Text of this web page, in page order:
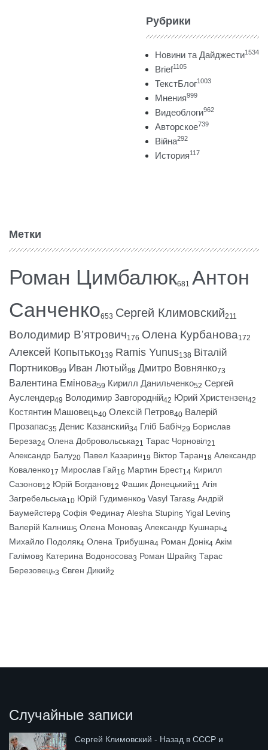
Рубрики
Новини та Дайджести1534
Brief1105
ТекстБлог1003
Мнения999
Видеоблоги962
Авторское739
Війна292
История117
Метки
Роман Цимбалюк681 Антон
Санченко653 Сергей Климовский211
Володимир В’ятрович176 Олена Курбанова172
Алексей Копытько139 Ramis Yunus138 Віталій
Портников99 Иван Лютый98 Дмитро Вовнянко73
Валентина Емінова59 Кирилл Данильченко52 Сергей
Ауслендер49 Володимир Завгородній42 Юрий Христензен42
Костянтин Машовець40 Олексій Петров40 Валерій
Прозапас35 Денис Казанский34 Гліб Бабіч29 Борислав
Береза24 Олена Добровольська21 Тарас Чорновіл21
Александр Балу20 Павел Казарин19 Віктор Таран18 Александр
Коваленко17 Мирослав Гай16 Мартин Брест14 Кирилл
Сазонов12 Юрій Богданов12 Фашик Донецький11 Агія
Загребельська10 Юрій Гудименко9 Vasyl Taras8 Андрій
Баумейстер8 Софія Федина7 Alesha Stupin5 Yigal Levin5
Валерій Калниш5 Олена Монова5 Александр Кушнарь4
Михайло Подоляк4 Олена Трибушна4 Роман Донік4 Акім
Галімов3 Катерина Водоносова3 Роман Шрайк3 Тарас
Березовець3 Євген Дикий2
Случайные записи
Сергей Климовский - Назад в СССР и